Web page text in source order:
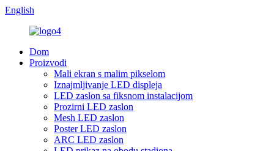
English
Dom
Proizvodi
Mali ekran s malim pikselom
Iznajmljivanje LED displeja
LED zaslon sa fiksnom instalacijom
Prozirni LED zaslon
Mesh LED zaslon
Poster LED zaslon
ARC LED zaslon